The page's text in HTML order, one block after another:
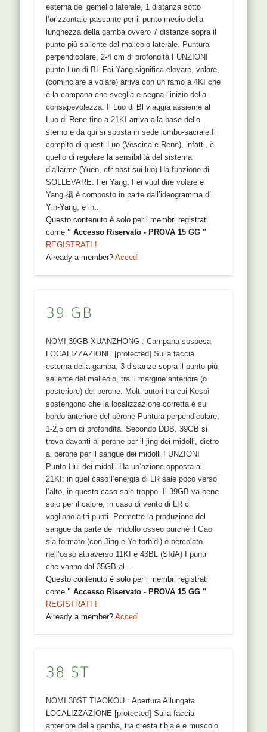
esterna del gemello laterale, 1 distanza sotto
l’orizzontale passante per il punto medio della
lunghezza della gamba ovvero 7 distanze sopra il
punto più saliente del malleolo laterale. Puntura
perpendicolare, 2-4 cm di profondità FUNZIONI
punto Luo di BL Fei Yang significa elevare, volare,
(cominciare a volare) arriva con un ramo a 4KI che
è la campana che sveglia e segna l’inizio della
consapevolezza. Il Luo di Bl viaggia assieme al
Luo di Rene fino a 21KI arriva alla base dello
sterno e da qui si sposta in sede lombo-sacrale.Il
compito di questi Luo (Vescica e Rene), infatti, è
quello di regolare la sensibilità del sistema
d’allarme (Yuen, cfr post sui luo) Ha funzione di
SOLLEVARE. Fei Yang: Fei vuol dire volare e
Yang 揚 é composto in parte dall’ideogramma di
Yin-Yang, e in...
Questo contenuto è solo per i membri registrati
come" Accesso Riservato - PROVA 15 GG "
REGISTRATI !
Already a member?Accedi
39 GB
NOMI 39GB XUANZHONG : Campana sospesa
LOCALIZZAZIONE [protected] Sulla faccia
esterna della gamba, 3 distanze sopra il punto più
saliente del malleolo, tra il margine anteriore (o
posteriore) del perone. Molti autori tra cui Kespì
sostengono che la localizzazione corretta è sul
bordo anteriore del pèrone Puntura perpendicolare,
1-2,5 cm di profondità. Secondo DDB, 39GB si
trova davanti al perone per il jing dei midolli, dietro
al perone per il sangue dei midolli FUNZIONI
Punto Hui dei midolli Ha un’azione opposta al
21KI: in quel caso l’energia di LR sale poco verso
l’alto, in questo caso sale troppo. Il 39GB va bene
solo per il calore, in caso di vento di LR ci
vogliono altri punti Permette la produzione del
sangue da parte del midollo osseo purchè il Gao
sia formato (con Jing e Ye torbidi) e percolato
nell’osso attraverso 11KI e 43BL (SIdA) I punti
che vanno dal 35GB al...
Questo contenuto è solo per i membri registrati
come" Accesso Riservato - PROVA 15 GG "
REGISTRATI !
Already a member?Accedi
38 ST
NOMI 38ST TIAOKOU : Apertura Allungata
LOCALIZZAZIONE [protected] Sulla faccia
anteriore della gamba, tra cresta tibiale e muscolo